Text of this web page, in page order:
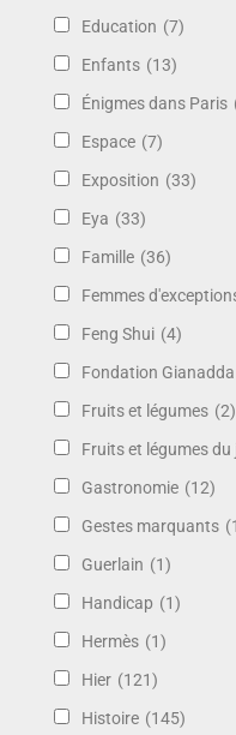
Education (7)
Enfants (13)
Énigmes dans Paris
Espace (7)
Exposition (33)
Eya (33)
Famille (36)
Femmes
Feng Shui (4)
Fondation Gianadda
Fruits et légumes (2)
Fruits et légumes du
Gastronomie (12)
Gestes marquants
Guerlain (1)
Handicap (1)
Hermès (1)
Hier (121)
Histoire (145)